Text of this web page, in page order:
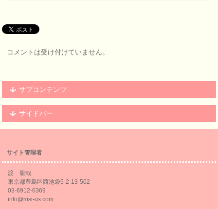
コメントは受け付けていません。
サブコンテンツ
サイドバー
サイト管理者
渡 龍哉
東京都豊島区西池袋5-2-13-502
03-6912-6369
info@msi-us.com